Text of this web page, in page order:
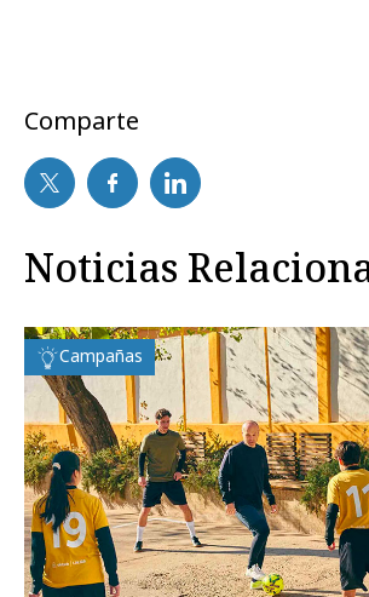
Comparte
Noticias
Campañas